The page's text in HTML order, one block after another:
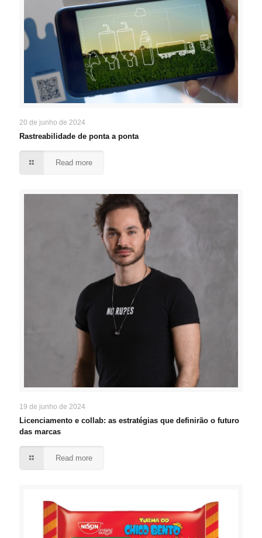
20 de junho de 2024
Rastreabilidade de ponta a ponta
Read more
19 de junho de 2024
Licenciamento e collab: as estratégias que definirão o futuro
das marcas
Read more